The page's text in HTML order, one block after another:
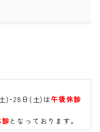
)･28 日(土)は午後休診
診となっております。